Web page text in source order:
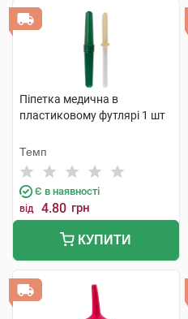
Піпетка медична в
пластиковому футлярі 1 шт
Темп
Є в наявності
від 4.80 грн
КУПИТИ